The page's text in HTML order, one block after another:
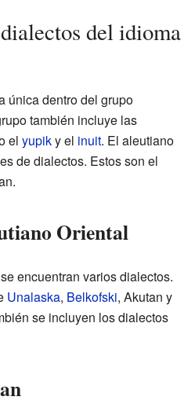
del idioma
única dentro del grupo
también incluye las
el yupiky el inuit. El aleutiano
de dialectos. Estos son el
Oriental
encuentran varios dialectos.
Unalaska, Belkofski, Akutan y
se incluyen los dialectos